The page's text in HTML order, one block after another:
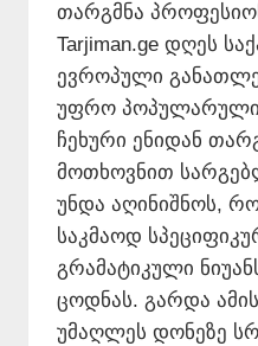
თარგმნა
Tarjiman.ge დღეს
ევროპული
უფრო პოპულარული
ჩეხური ენიდან
მოთხოვნით
უნდა აღინიშნოს,
საკმაოდ
გრამატიკული
ცოდნას. გარდა
უმაღლეს დონეზე